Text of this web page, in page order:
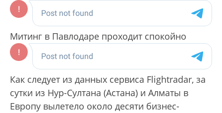
Митинг в Павлодаре проходит спокойно
Как следует из данных сервиса Flightradar, за
сутки из Нур-Султана (Астана) и Алматы в
Европу вылетело около десяти бизнес-